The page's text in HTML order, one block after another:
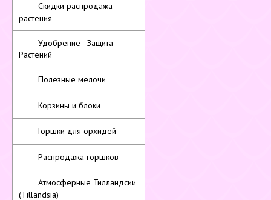
Скидки распродажа
растения
Удобрение - Защита
Растений
Полезные мелочи
Корзины и блоки
Горшки для орхидей
Распродажа горшков
Атмосферные Тилландсии
(Tillandsia)